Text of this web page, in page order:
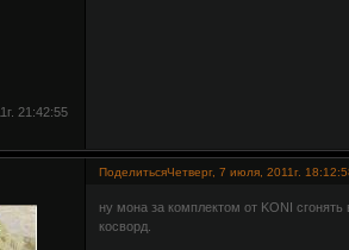
21:42:55
ПоделитьсяЧетверг, 7 июля, 2011г.
ну мона за комплектом от KONI
косворд.